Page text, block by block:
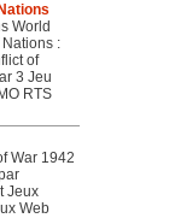
World
:
of
3 Jeu
RTS
War 1942
Jeux
Web